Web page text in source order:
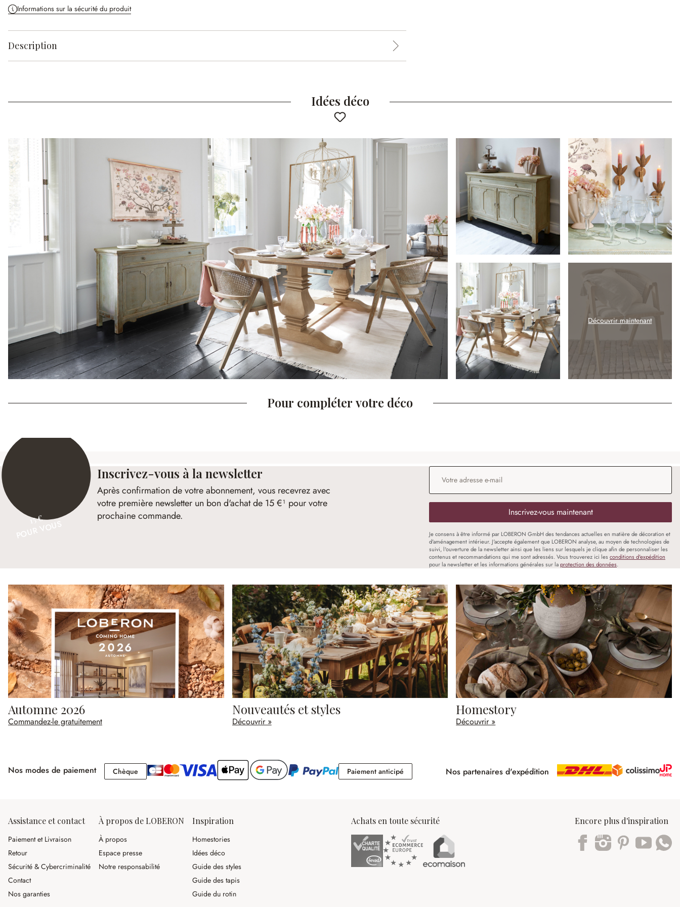
Informations sur la sécurité du produit
Description
Idées déco
Découvrir maintenant
Pour compléter votre déco
15 €
Inscrivez-vous à la newsletter
Après confirmation de votre abonnement, vous recevrez avec
votre première newsletter un bon d'achat de 15 €¹ pour votre
prochaine commande.
Adresse e-mail
Inscrivez-vous maintenant
Je consens à être informé par LOBERON GmbH des tendances actuelles en matière de décoration et
d'aménagement intérieur. J'accepte également que LOBERON analyse, au moyen de technologies de
suivi, l'ouverture de la newsletter ainsi que les liens sur lesquels je clique afin de personnaliser les
contenus et recommandations qui me sont adressés. Vous trouverez ici les conditions d'expédition
pour la newsletter et les informations générales sur laprotection des données.
Automne 2026
Commandez-le gratuitement
Nouveautés et styles
Découvrir »
Homestory
Découvrir »
Nos modes de paiement Chèque Chèque Paiement anticipéPaiement anticipéNos partenaires d'expédition
Assistance et contact
Paiement et Livraison
Retour
Sécurité & Cybercriminalité
Contact
Nos garanties
À propos de LOBERON
À propos
Espace presse
Notre responsabilité
Inspiration
Homestories
Idées déco
Guide des styles
Guide des tapis
Guide du rotin
Achats en toute sécurité Encore plus d'inspiration